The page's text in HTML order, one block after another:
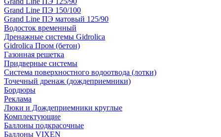
Grand Line ПЭ 150/100
Grand Line ПЭ матовый 125/90
Водосток временный
Дренажные системы Gidrolica
Gidrolica Пром (бетон)
Газонная решетка
Придверные системы
Система поверхностного водоотвода (лотки)
Точечный дренаж (дождеприемники)
Бордюры
Рекламa
Люки и Дождеприемники круглые
Комплектующие
Баллоны подкрасочные
Баллоны VIXEN